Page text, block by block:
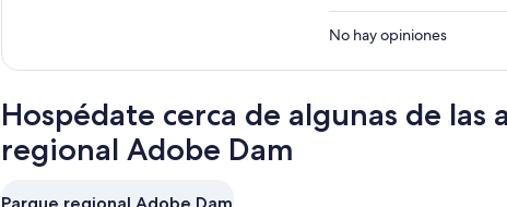
No hay opiniones
Hospédate cerca de algunas de las
regional Adobe Dam